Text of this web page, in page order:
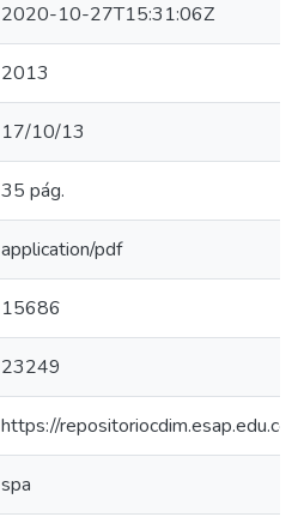
2020-10-27T15:31:06Z
2013
17/10/13
35 pág.
application/pdf
15686
23249
https://
spa